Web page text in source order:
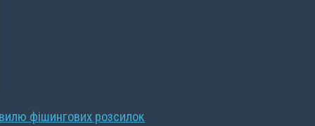
фішингових розсилок